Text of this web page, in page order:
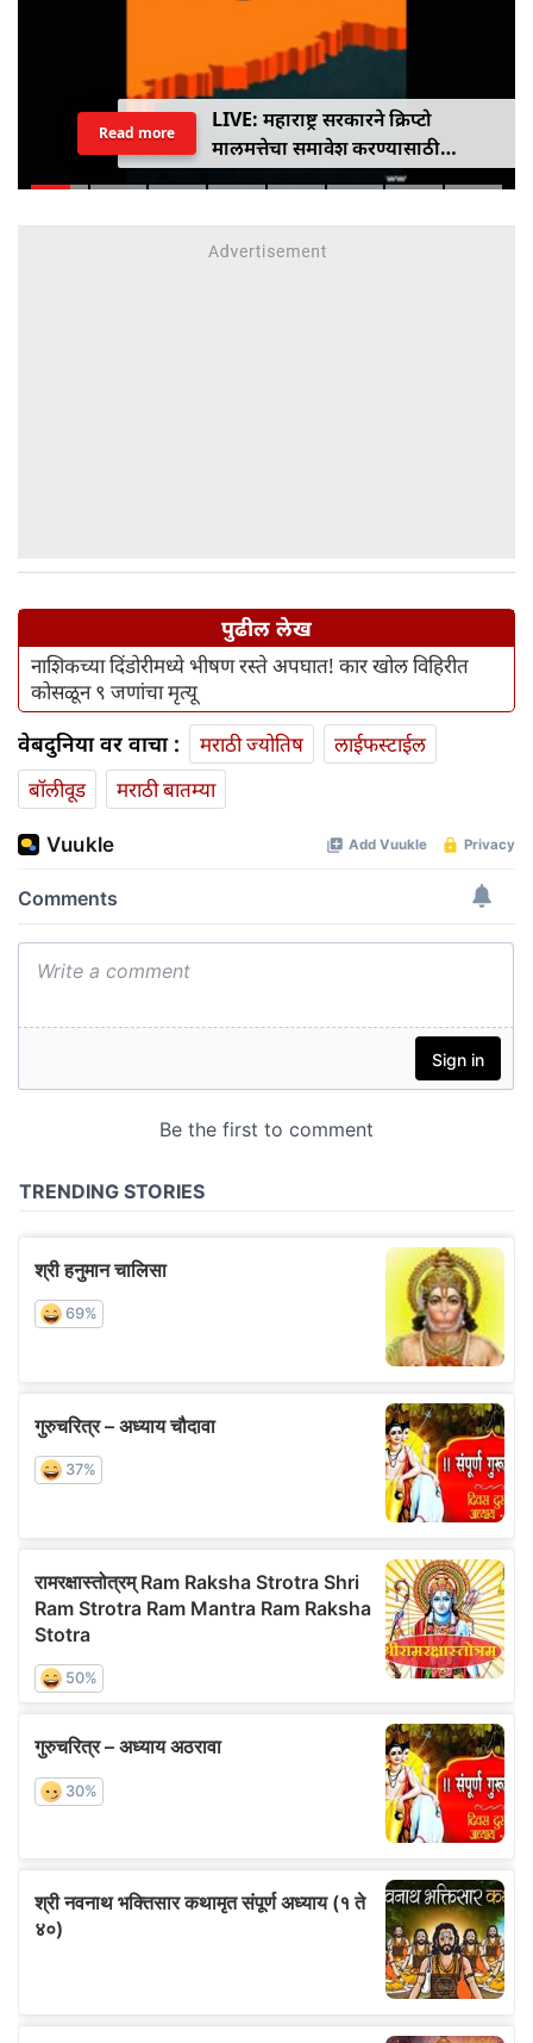
LIVE: महाराष्ट्र सरकारने क्रिप्टो
मालमत्तेचा समावेश करण्यासाठी
एमपीआयडी कायद्यात दुरुस्ती केली
Read more
पुढील लेख
नाशिकच्या दिंडोरीमध्ये भीषण रस्ते अपघात! कार खोल विहिरीत
कोसळून ९ जणांचा मृत्यू
वेबदुनिया वर वाचा : मराठी ज्योतिष
लाईफस्टाईल
बॉलीवूड
मराठी बातम्या